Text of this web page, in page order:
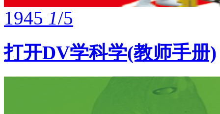
1945 1/5
打开DV学科学(教师手册)